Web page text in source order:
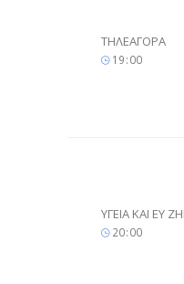
ΤΗΛΕΑΓΟΡΑ
19 00
ΥΓΕΙΑ ΚΑΙ ΕΥ
20 00